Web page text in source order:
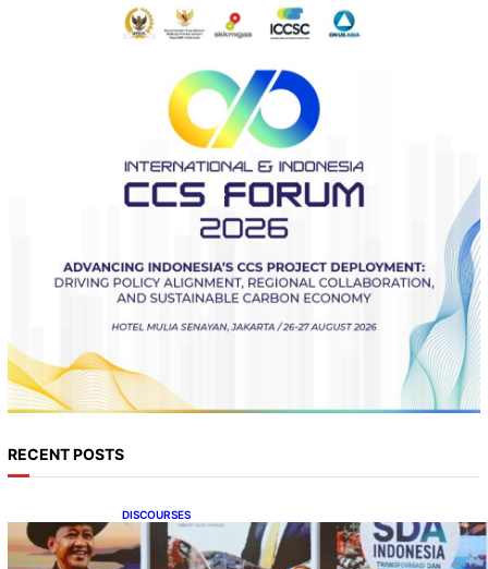
RECENT POSTS
DISCOURSES
Bahlil Luncurkan 10 Buku Rekam Jejak
Kepemimpinan dan Kebijakan